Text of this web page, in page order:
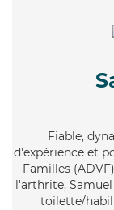
Fiable,
d'expérience et
Familles
l'arthrite,
toilette/